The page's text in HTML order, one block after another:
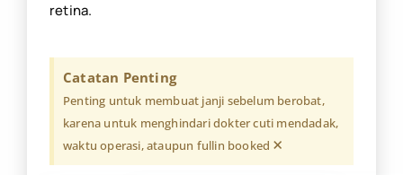
retina.
Catatan Penting
Penting untuk membuat janji sebelum berobat,
karena untuk menghindari dokter cuti mendadak,
waktu operasi, ataupun fullin booked ×